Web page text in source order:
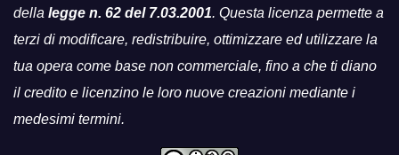
della legge n. 62 del 7.03.2001. Questa licenza permette a
terzi di modificare, redistribuire, ottimizzare ed utilizzare la
tua opera come base non commerciale, fino a che ti diano
il credito e licenzino le loro nuove creazioni mediante i
medesimi termini.